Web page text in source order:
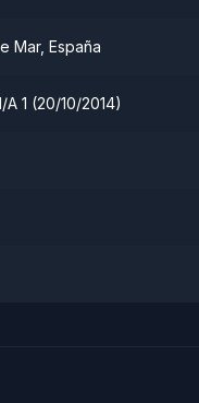
Mar, España
A 1 (20/10/2014)